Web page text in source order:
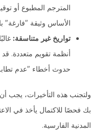
المترجم المطبوع أو
الأساس وثيقة "فارغة"
تواريخ غير متناسقة:
أنظمة تقويم متعددة.
حدوث أخطاء "عدم
ولتجنب هذه التأخيرات، يجب
بك فحصًا للاكتمال يأخذ في
المدنية الفارسية.